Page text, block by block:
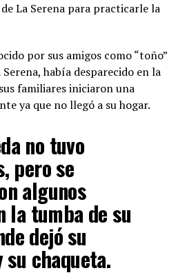
La Serena para practicarle la
por sus amigos como “toño”
había desparecido en la
familiares iniciaron una
ya que no llegó a su hogar.
no tuvo
pero se
algunos
la tumba de su
dejó su
chaqueta.